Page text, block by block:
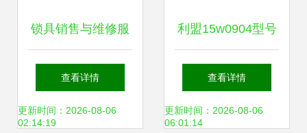
锁具销售与维修服
务 守护安全，便捷
生活
查看详情
更新时间：2026-08-06
02:14:19
利盟15w0904型号
全方位指南 售后服
务、维修支持、客
查看详情
更新时间：2026-08-06
06:01:14